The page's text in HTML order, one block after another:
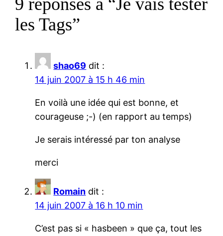
les Tags”
shao69 dit :
14 juin 2007 à 15 h 46 min
En voilà une idée qui est bonne, et
courageuse ;-) (en rapport au temps)
Je serais intéressé par ton analyse
merci
Romain dit :
14 juin 2007 à 16 h 10 min
C’est pas si « hasbeen » que ça, tout les